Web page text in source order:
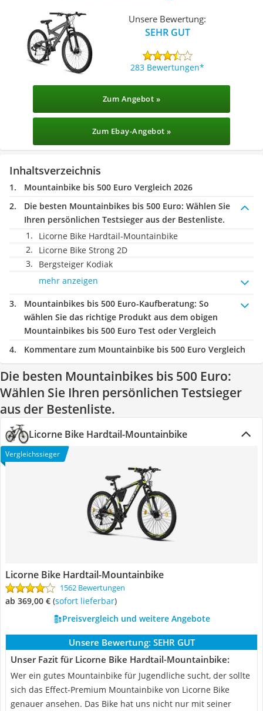
Unsere Bewertung:
SEHR GUT
283 Bewertungen
Zum Angebot »
Zum Ebay-Angebot »
Inhaltsverzeichnis
Mountainbike bis 500 Euro Vergleich 2026
Die besten Mountainbikes bis 500 Euro: Wählen Sie
Ihren persönlichen Testsieger aus der Bestenliste.
Licorne Bike Hardtail-Mountainbike
Licorne Bike Strong 2D ‎
Bergsteiger Kodiak
mehr anzeigen
Mountainbikes bis 500 Euro-Kaufberatung: So
wählen Sie das richtige Produkt aus dem obigen
Mountainbikes bis 500 Euro Test oder Vergleich
Kommentare zum Mountainbike bis 500 Euro Vergleich
Die besten Mountainbikes bis 500 Euro:
Wählen Sie Ihren persönlichen Testsieger
aus der Bestenliste.
Licorne Bike Hardtail-Mountainbike
Vergleichssieger
Licorne Bike Hardtail-Mountainbike
1562 Bewertungen
ab 369,00 € ( Sofort lieferbar)
Preisvergleich und weitere Angebote
Unsere Bewertung: SEHR GUT
Unser Fazit für Licorne Bike Hardtail-Mountainbike:
Wer ein gutes Mountainbike für Jugendliche sucht, der sollte
sich das Effect-Premium Mountainbike von Licorne Bike
genauer ansehen. Das Bike hat uns nicht nur mit seiner